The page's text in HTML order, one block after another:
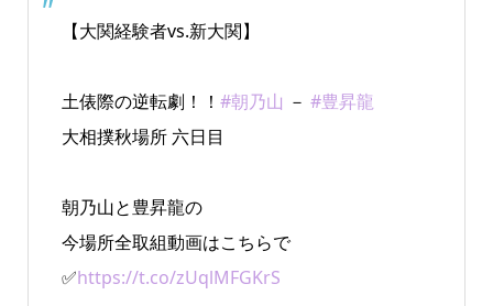
【大関経験者vs.新大関】
土俵際の逆転劇！！ #朝乃山 － #豊昇龍
大相撲秋場所 六日目
朝乃山と豊昇龍の
今場所全取組動画はこちらで
✅https://t.co/zUqlMFGKrS